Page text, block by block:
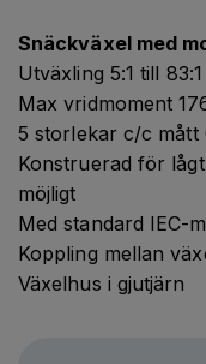
Snäckväxel med
Utväxling 5:1 till 83:1
Max vridmoment
5 storlekar c/c mått
Konstruerad för
möjligt
Med standard IEC-
Koppling mellan
Växelhus i gjutjärn